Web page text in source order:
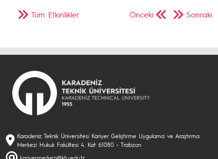
Önceki Sonraki
Tüm Etkinlikler
Karadeniz Teknik Üniversitesi Kariyer Geliştirme Uygulama ve Araştırma
Merkezi Hukuk Fakültesi 4. Kat 61080 - Trabzon